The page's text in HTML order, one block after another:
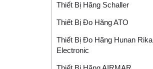
Thiết Bị Hãng Schaller
Thiết Bị Đo Hãng ATO
Thiết Bị Đo Hãng Hunan Rika
Electronic